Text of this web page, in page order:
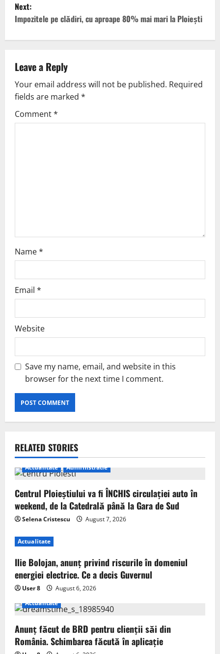
Next:
Impozitele pe clădiri, cu aproape 80% mai mari la Ploiești
Leave a Reply
Your email address will not be published. Required
fields are marked *
Comment*
Name*
Email *
Website
Save my name, email, and website in this
browser for the next time I comment.
RELATED STORIES
Actualitate Administratie
Centrul Ploieștiului va fi ÎNCHIS circulației auto în
weekend, de la Catedrală până la Gara de Sud
Selena Cristescu August 7, 2026
Actualitate
Ilie Bolojan, anunț privind riscurile în domeniul
energiei electrice. Ce a decis Guvernul
User 8
August 6, 2026
Actualitate
Anunț făcut de BRD pentru clienții săi din
România. Schimbarea făcută în aplicație